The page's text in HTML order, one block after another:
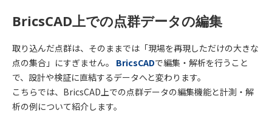
BricsCAD上での点群データの編集
取り込んだ点群は、そのままでは「現場を再現しただけの大きな
点の集合」にすぎません。
BricsCADで編集・解析を行うこと
で、設計や検証に直結するデータへと変わります。
こちらでは、BricsCAD上での点群データの編集機能と計測・解
析の例について紹介します。